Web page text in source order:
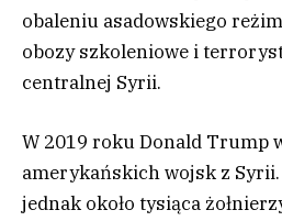
obaleniu asadowskiego
obozy szkoleniowe i
centralnej Syrii.
W 2019 roku Donald Trump
amerykańskich wojsk z Syrii.
jednak około tysiąca